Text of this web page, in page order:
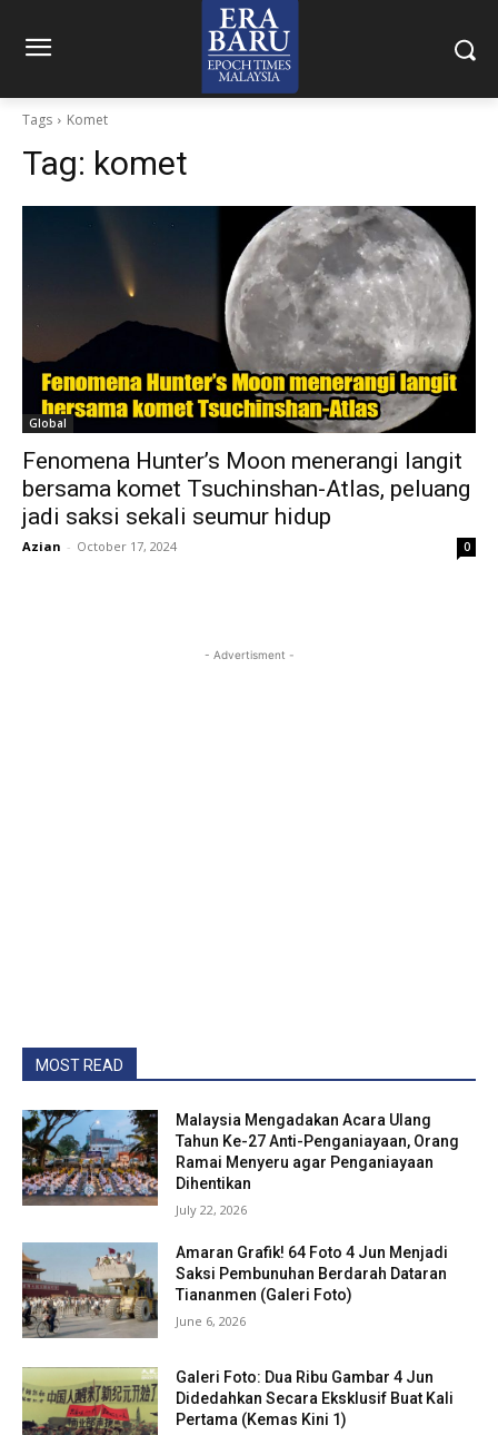
Tags Komet
Tag: komet
Global
Fenomena Hunter’s Moon menerangi langit
bersama komet Tsuchinshan-Atlas, peluang
jadi saksi sekali seumur hidup
Azian - October 17, 2024 0
- Advertisment -
MOST READ
Malaysia Mengadakan Acara Ulang
Tahun Ke-27 Anti-Penganiayaan, Orang
Ramai Menyeru agar Penganiayaan
Dihentikan
July 22, 2026
Amaran Grafik! 64 Foto 4 Jun Menjadi
Saksi Pembunuhan Berdarah Dataran
Tiananmen (Galeri Foto)
June 6, 2026
Galeri Foto: Dua Ribu Gambar 4 Jun
Didedahkan Secara Eksklusif Buat Kali
Pertama (Kemas Kini 1)